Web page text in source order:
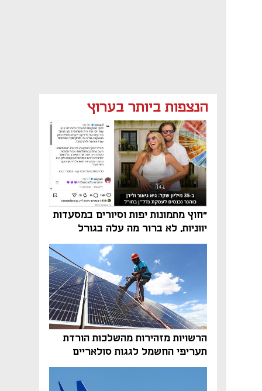
הנצפות ביותר בערוץ
"חוץ מתמונות יפות וסיורים במסעדות
יווניות, לא ברור מה עלה בגורל
פרויקט הנדל"ן"
הרשויות מזהירות מהשלכות הורדת
תעריפי החשמל לגגות סולאריים
בסוף השנה